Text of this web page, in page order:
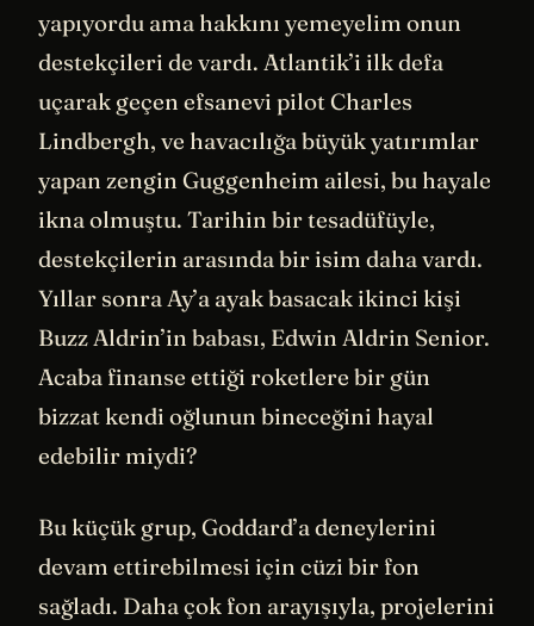
yapıyordu ama hakkını yemeyelim onun
destekçileri de vardı. Atlantik’i ilk defa
uçarak geçen efsanevi pilot Charles
Lindbergh, ve havacılığa büyük yatırımlar
yapan zengin Guggenheim ailesi, bu hayale
ikna olmuştu. Tarihin bir tesadüfüyle,
destekçilerin arasında bir isim daha vardı.
Yıllar sonra Ay’a ayak basacak ikinci kişi
Buzz Aldrin’in babası, Edwin Aldrin Senior.
Acaba finanse ettiği roketlere bir gün
bizzat kendi oğlunun bineceğini hayal
edebilir miydi?
Bu küçük grup, Goddard’a deneylerini
devam ettirebilmesi için cüzi bir fon
sağladı. Daha çok fon arayışıyla, projelerini